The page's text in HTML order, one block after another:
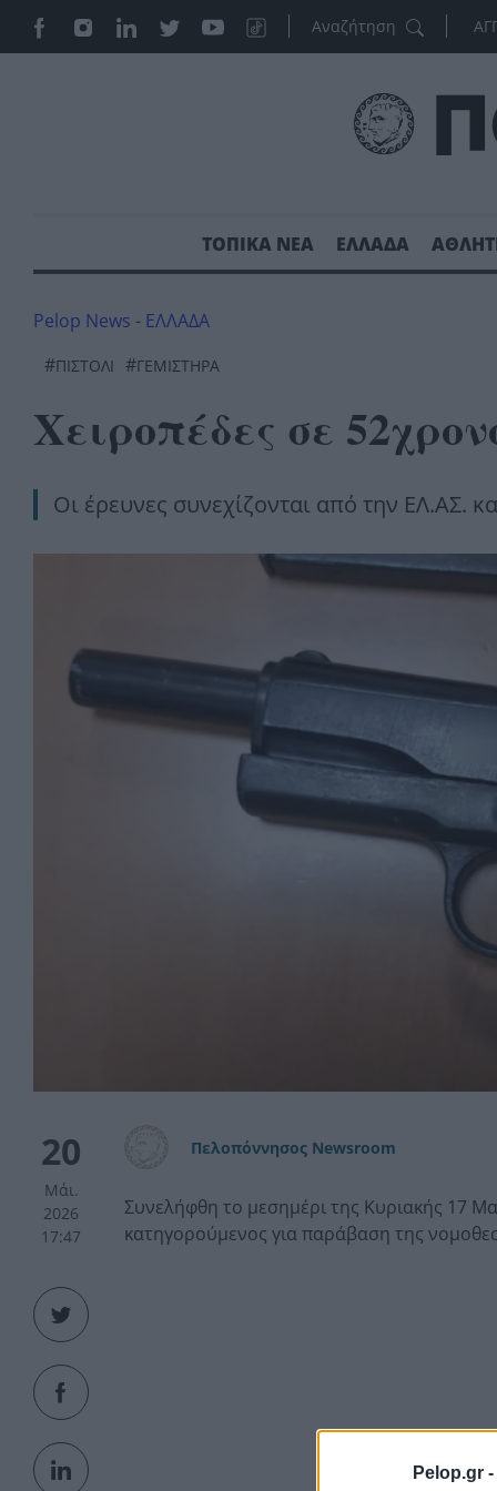
Pelop.gr -
ΤΟΠΙΚΑ ΝΕΑ ΕΛΛΑΔΑ
Pelop News - ΕΛΛΑΔΑ
#ΠΙΣΤΟΛΙ #ΓΕΜΙΣΤΗΡΑ
Χειροπέδες σε
Οι έρευνες συνεχίζονται από την ΕΛ.ΑΣ.
20
Μάι.
2026
17:47
Πελοπόννησος Newsroom
Συνελήφθη το μεσημέρι της Κυριακής 17
κατηγορούμενος για παράβαση της